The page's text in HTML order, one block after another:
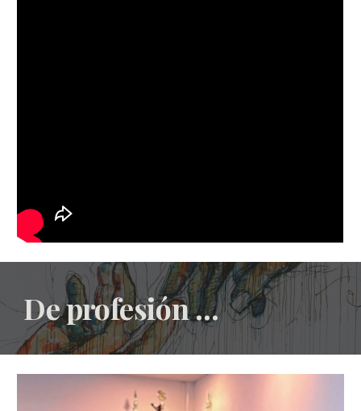
De profesión …